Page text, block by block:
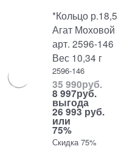
*Кольцо р.18,5
Агат Моховой
арт. 2596-146
Вес 10,34 г
2596-146
35 990руб.
8 997руб.
выгода
26 993 руб.
или
75%
Скидка 75%